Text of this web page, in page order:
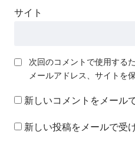
サイト
次回のコメントで使用する
メールアドレス、サイトを
新しいコメントをメール
新しい投稿をメールで受